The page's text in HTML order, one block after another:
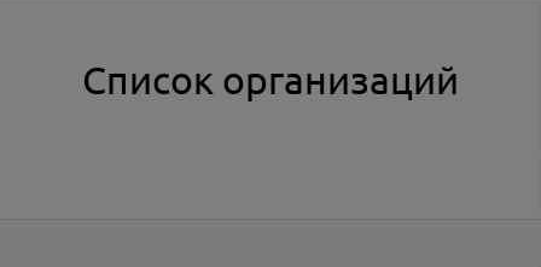
Список организаций